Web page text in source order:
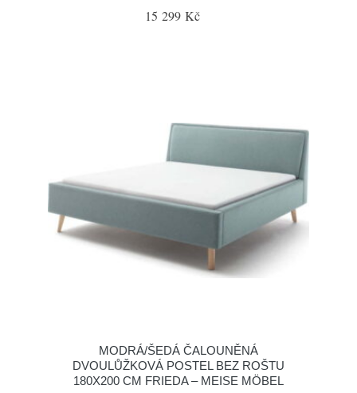
15 299 Kč
MODRÁ/ŠEDÁ ČALOUNĚNÁ
DVOULŮŽKOVÁ POSTEL BEZ ROŠTU
180X200 CM FRIEDA – MEISE MÖBEL